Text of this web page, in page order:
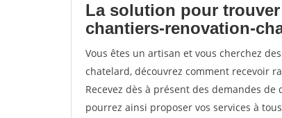
La solution pour
chantiers-renovation-
Vous êtes un artisan et vous cherchez
chatelard, découvrez comment recevoir
Recevez dès à présent des demandes
pourrez ainsi proposer vos services à